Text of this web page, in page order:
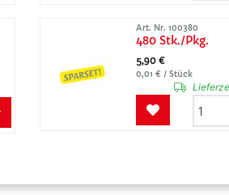
Art. Nr. 100380
480 Stk./Pkg.
5,90 €
0,01 € / Stück